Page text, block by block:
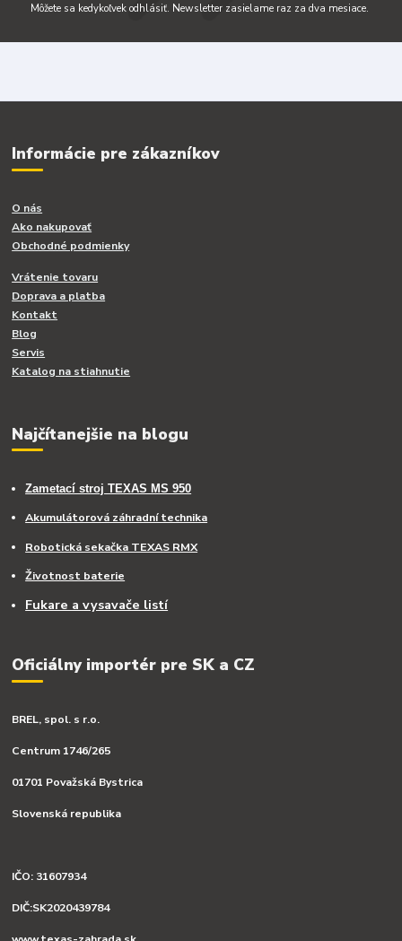
Môžete sa kedykoľvek odhlásiť. Newsletter zasielame raz za dva mesiace.
Informácie pre zákazníkov
O nás
Ako nakupovať
Obchodné podmienky
Vrátenie tovaru
Doprava a platba
Kontakt
Blog
Servis
Katalog na stiahnutie
Najčítanejšie na blogu
Zametací stroj TEXAS MS 950
Akumulátorová záhradní technika
Robotická sekačka TEXAS RMX
Životnost baterie
Fukare a vysavače listí
Oficiálny importér pre SK a CZ
BREL, spol. s r.o.
Centrum 1746/265
01701 Považská Bystrica
Slovenská republika
IČO: 31607934
DIČ:SK2020439784